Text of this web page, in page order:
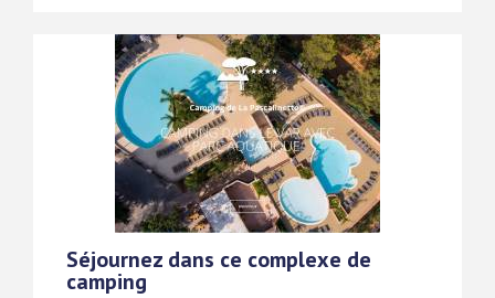
Séjournez dans ce complexe de
camping